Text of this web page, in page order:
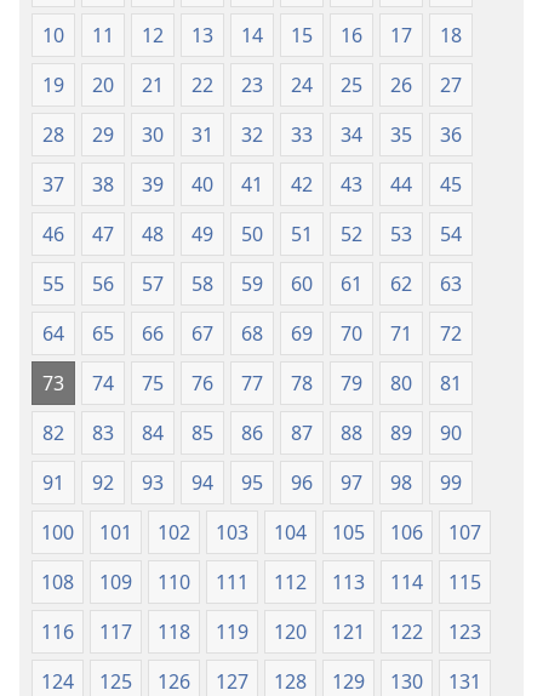
10
11 12 13 14 15 16 17
18
19
20 21 22 23 24 25 26
27
28
29 30 31 32 33 34 35
36
37
38 39 40 41 42 43 44
45
46
47 48 49 50 51 52 53
54
55
56 57 58 59 60 61 62
63
64
65 66 67 68 69 70 71
72
73
74 75 76 77 78 79 80
81
82
83 84 85 86 87 88 89
90
91
92 93 94 95 96 97 98
99
100
101 102 103 104 105 106
107
108
109 110 111 112 113 114
115
116
117 118 119 120 121 122
123
124
125 126 127 128 129 130
131